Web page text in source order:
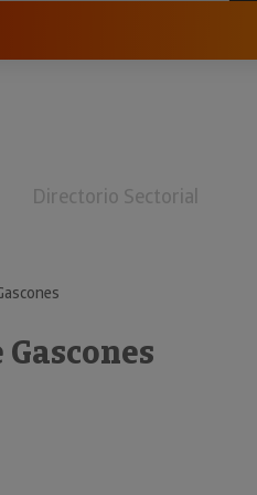
Directorio Sectorial